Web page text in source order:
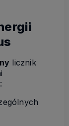
licznik